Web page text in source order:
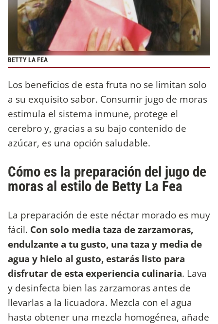
BETTY LA FEA
Los beneficios de esta fruta no se limitan solo
a su exquisito sabor. Consumir jugo de moras
estimula el sistema inmune, protege el
cerebro y, gracias a su bajo contenido de
azúcar, es una opción saludable.
Cómo es la preparación del jugo de
moras al estilo de Betty La Fea
La preparación de este néctar morado es muy
fácil. Con solo media taza de zarzamoras,
endulzante a tu gusto, una taza y media de
agua y hielo al gusto, estarás listo para
disfrutar de esta experiencia culinaria. Lava
y desinfecta bien las zarzamoras antes de
llevarlas a la licuadora. Mezcla con el agua
hasta obtener una mezcla homogénea, añade